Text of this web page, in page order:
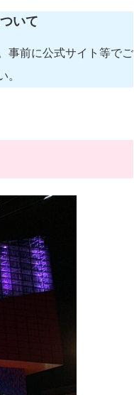
いて
事前に公式サイト等でご